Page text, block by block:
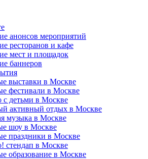
анонсов мероприятий
ресторанов и кафе
мест и площадок
баннеров
выставки в Москве
фестивали в Москве
с детьми в Москве
активный отдых в Москве
музыка в Москве
шоу в Москве
праздники в Москве
стендап в Москве
образование в Москве